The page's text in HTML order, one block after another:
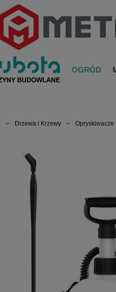
OGRÓD
Drzewa i Krzewy Opryskiwacze